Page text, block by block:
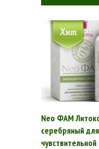
Neo ФАМ
серебряный